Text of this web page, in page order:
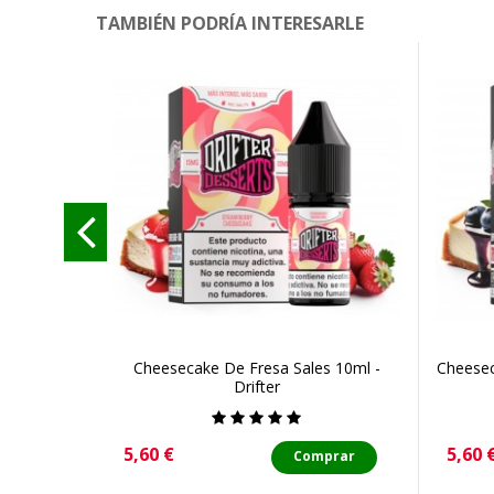
TAMBIÉN PODRÍA INTERESARLE
Cheesecake De Fresa Sales 10ml -
Drifter
Precio
5,60 € Comprar 5,60